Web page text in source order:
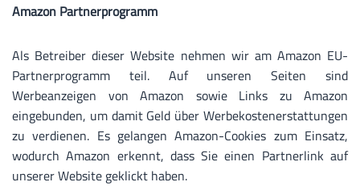
Amazon Partnerprogramm
Als Betreiber dieser Website nehmen wir am Amazon EU-
Partnerprogramm teil. Auf unseren Seiten sind
Werbeanzeigen von Amazon sowie Links zu Amazon
eingebunden, um damit Geld über Werbekostenerstattungen
zu verdienen. Es gelangen Amazon-Cookies zum Einsatz,
wodurch Amazon erkennt, dass Sie einen Partnerlink auf
unserer Website geklickt haben.